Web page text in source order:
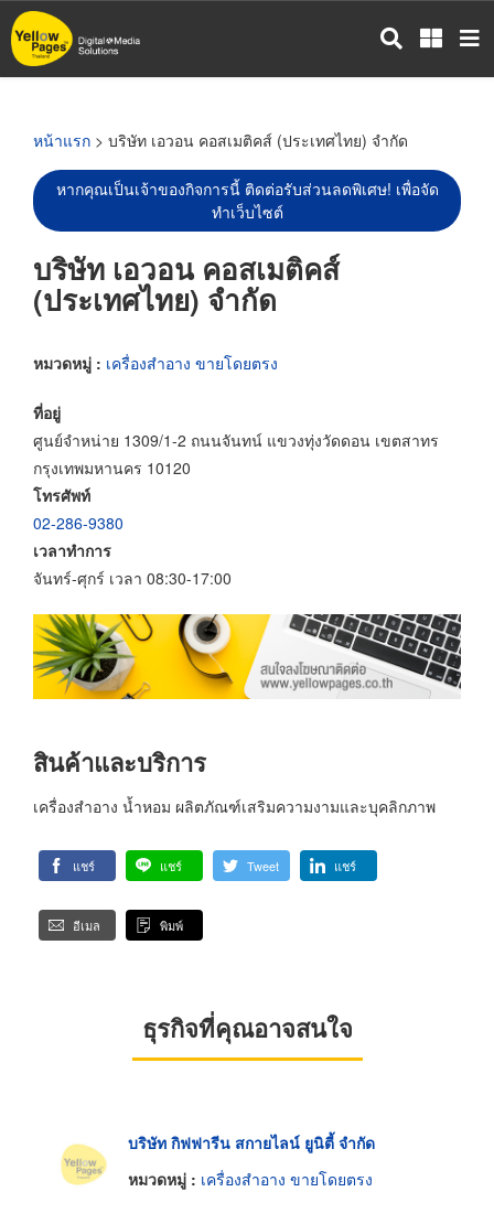
ข้าม
ไป
หน้าแรก > บริษัท เอวอน คอสเมติคส์ (ประเทศไทย) จำกัด
หากคุณเป็นเจ้าของกิจการนี้ ติดต่อรับส่วนลดพิเศษ! เพื่อจัด
ทำเว็บไซต์
บริษัท เอวอน คอสเมติคส์
(ประเทศไทย) จำกัด
หมวดหมู่ : เครื่องสำอาง ขายโดยตรง
ที่อยู่
ศูนย์จำหน่าย 1309/1-2 ถนนจันทน์ แขวงทุ่งวัดดอน เขตสาทร
กรุงเทพมหานคร 10120
โทรศัพท์
02-286-9380
เวลาทำการ
จันทร์-ศุกร์ เวลา 08:30-17:00
สินค้าและบริการ
เครื่องสำอาง น้ำหอม ผลิตภัณฑ์เสริมความงามและบุคลิกภาพ
แชร์ แชร์ Tweet แชร์
อีเมล พิมพ์
ธุรกิจที่คุณอาจสนใจ
บริษัท กิฟฟารีน สกายไลน์ ยูนิตี้ จำกัด
หมวดหมู่ : เครื่องสำอาง ขายโดยตรง